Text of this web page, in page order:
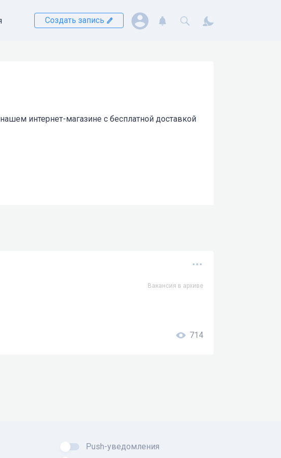
Создать запись
интернет-магазине с бесплатной доставкой
Вакансия в архиве
714
Push-уведомления